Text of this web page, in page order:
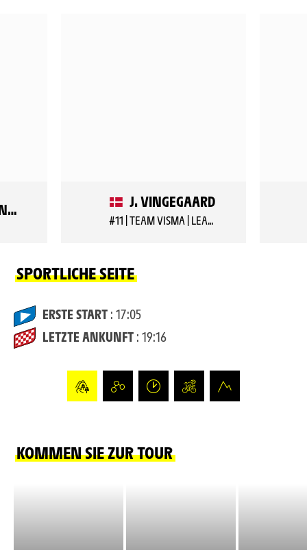
NETCOMPANY INEOS CYCLING TEAM J. VINGEGAARD
#11 | TEAM VISMA | LEASE A BIKE
SPORTLICHE SEITE
ERSTE START : 17:05
LETZTE ANKUNFT : 19:16
KOMMEN SIE ZUR TOUR